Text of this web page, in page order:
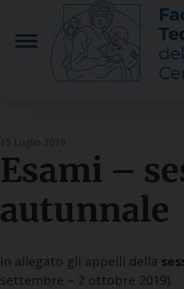
content
15 Luglio 2019
Esami –
autunnale
In allegato gli appelli della
settembre – 2 ottobre 2019).